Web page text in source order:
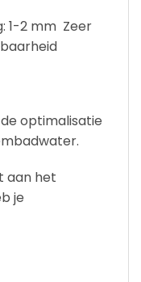
1-2 mm Zeer
optimalisatie
aan het
je